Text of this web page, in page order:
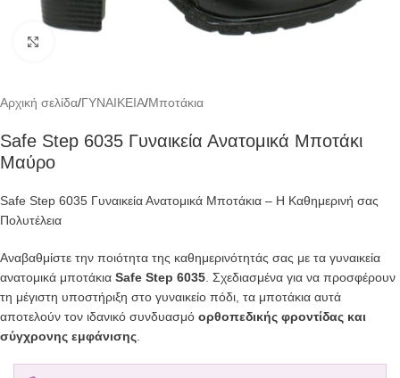
Αρχική σελίδα/ΓΥΝΑΙΚΕΙΑ/Μποτάκια
Safe Step 6035 Γυναικεία Ανατομικά Μποτάκι
Μαύρο
Safe Step 6035 Γυναικεία Ανατομικά Μποτάκια – Η Καθημερινή σας
Πολυτέλεια
Αναβαθμίστε την ποιότητα της καθημερινότητάς σας με τα γυναικεία
ανατομικά μποτάκια Safe Step 6035 Σχεδιασμένα για να προσφέρουν
τη μέγιστη υποστήριξη στο γυναικείο πόδι, τα μποτάκια αυτά
αποτελούν τον ιδανικό συνδυασμό ορθοπεδικής φροντίδας και
σύγχρονης εμφάνισης